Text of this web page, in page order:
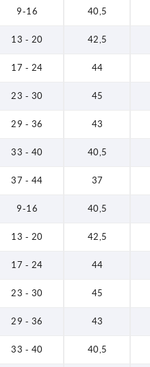
9-16 40,5
13 - 20 42,5
17 - 24 44
23 - 30 45
29 - 36 43
33 - 40 40,5
37 - 44 37
9-16 40,5
13 - 20 42,5
17 - 24 44
23 - 30 45
29 - 36 43
33 - 40 40,5